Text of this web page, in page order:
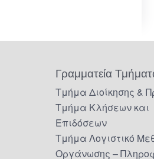
Γραμματεία
Τμήμα Διοίκησης &
Τμήμα Κλήσεων και
Επιδόσεων
Τμήμα Λογιστικό
Οργάνωσης –